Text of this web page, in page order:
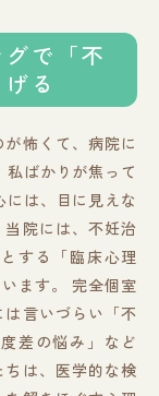
で「不
る
怖くて、病院に
ばかりが焦って
は、目に見えな
院には、不妊治
する「臨床心理
ます。 完全個室
言いづらい「不
差の悩み」など
は、医学的な検